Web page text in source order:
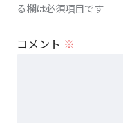
る欄は必須項目です
コメント ※